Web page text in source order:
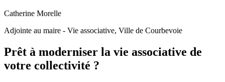
Catherine Morelle
Adjointe au maire - Vie associative, Ville de Courbevoie
Prêt à moderniser la vie associative de
votre collectivité ?